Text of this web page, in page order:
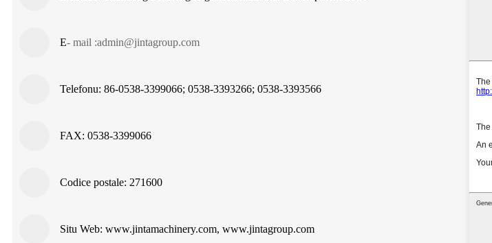
E- mail :admin@jintagroup.com
Telefonu: 86-0538-3399066; 0538-3393266; 0538-3393566
FAX: 0538-3399066
Codice postale: 271600
Situ Web: www.jintamachinery.com, www.jintagroup.com